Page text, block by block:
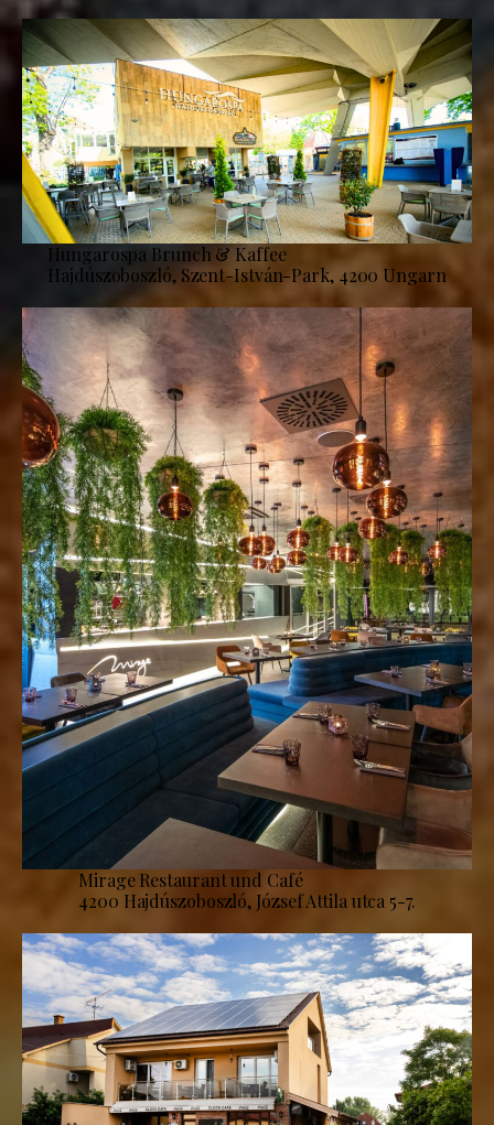
Hungarospa Brunch & Kaffee
Hajdúszoboszló, Szent-István-Park, 4200 Ungarn
Mirage Restaurant und Café
4200 Hajdúszoboszló, József Attila utca 5-7.